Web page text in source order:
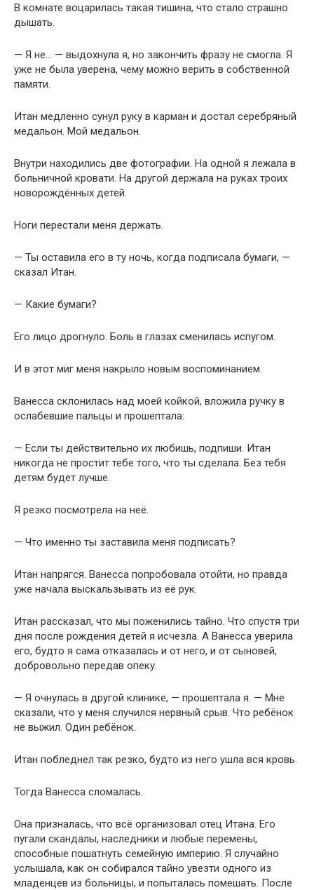
В комнате воцарилась такая тишина, что стало страшно
дышать.
— Я не… — выдохнула я, но закончить фразу не смогла. Я
уже не была уверена, чему можно верить в собственной
памяти.
Итан медленно сунул руку в карман и достал серебряный
медальон. Мой медальон.
Внутри находились две фотографии. На одной я лежала в
больничной кровати. На другой держала на руках троих
новорождённых детей.
Ноги перестали меня держать.
— Ты оставила его в ту ночь, когда подписала бумаги, —
сказал Итан.
— Какие бумаги?
Его лицо дрогнуло. Боль в глазах сменилась испугом.
И в этот миг меня накрыло новым воспоминанием.
Ванесса склонилась над моей койкой, вложила ручку в
ослабевшие пальцы и прошептала:
— Если ты действительно их любишь, подпиши. Итан
никогда не простит тебе того, что ты сделала. Без тебя
детям будет лучше.
Я резко посмотрела на неё.
— Что именно ты заставила меня подписать?
Итан напрягся. Ванесса попробовала отойти, но правда
уже начала выскальзывать из её рук.
Итан рассказал, что мы поженились тайно. Что спустя три
дня после рождения детей я исчезла. А Ванесса уверила
его, будто я сама отказалась и от него, и от сыновей,
добровольно передав опеку.
— Я очнулась в другой клинике, — прошептала я. — Мне
сказали, что у меня случился нервный срыв. Что ребёнок
не выжил. Один ребёнок.
Итан побледнел так резко, будто из него ушла вся кровь.
Тогда Ванесса сломалась.
Она призналась, что всё организовал отец Итана. Его
пугали скандалы, наследники и любые перемены,
способные пошатнуть семейную империю. Я случайно
услышала, как он собирался тайно увезти одного из
младенцев из больницы, и попыталась помешать. После